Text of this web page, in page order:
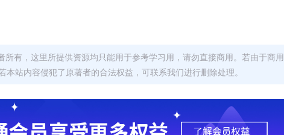
有，这里所提供资源均只能用于参考学习用，请勿直接商用。若由于商用
站内容侵犯了原著者的合法权益，可联系我们进行删除处理。